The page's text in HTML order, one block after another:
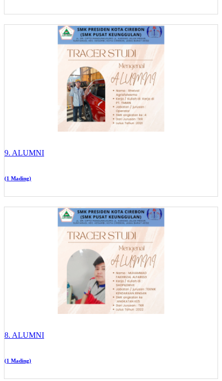
9. ALUMNI
(1 Mading)
8. ALUMNI
(1 Mading)